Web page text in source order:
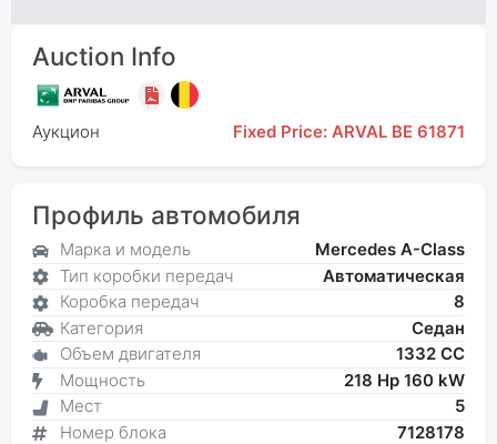
Auction Info
Аукцион Fixed Price: ARVAL BE 61871
Профиль автомобиля
Марка и модель
Mercedes A-Class
Тип коробки передач
Автоматическая
Коробка передач
8
Категория
Седан
Объем двигателя
1332 CC
Мощность
218 Hp 160 kW
Мест
5
Номер блока
7128178